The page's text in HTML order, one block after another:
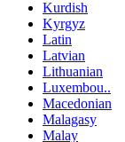
Kurdish
Kyrgyz
Latin
Latvian
Lithuanian
Luxembou..
Macedonian
Malagasy
Malay